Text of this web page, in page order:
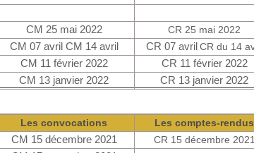
CM 25 mai 2022 CR 25 mai 2022
CM 07 avril CM 14 avril CR 07 avril CR du 14
CM 11 février 2022 CR 11 février 2022
CM 13 janvier 2022 CR 13 janvier 2022
Les convocations Les comptes-rendus
CM 15 décembre 2021 CR 15 décembre 2021